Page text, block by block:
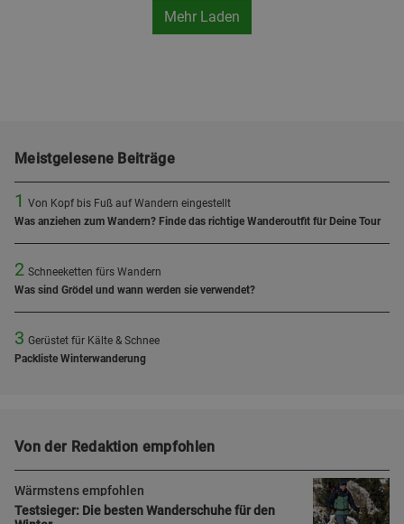
Mehr Laden
Meistgelesene Beiträge
1 Von Kopf bis Fuß auf Wandern eingestellt
Was anziehen zum Wandern? Finde das richtige Wanderoutfit für Deine Tour
2 Schneeketten fürs Wandern
Was sind Grödel und wann werden sie verwendet?
3 Gerüstet für Kälte & Schnee
Packliste Winterwanderung
Von der Redaktion empfohlen
Wärmstens empfohlen
Testsieger: Die besten Wanderschuhe für den